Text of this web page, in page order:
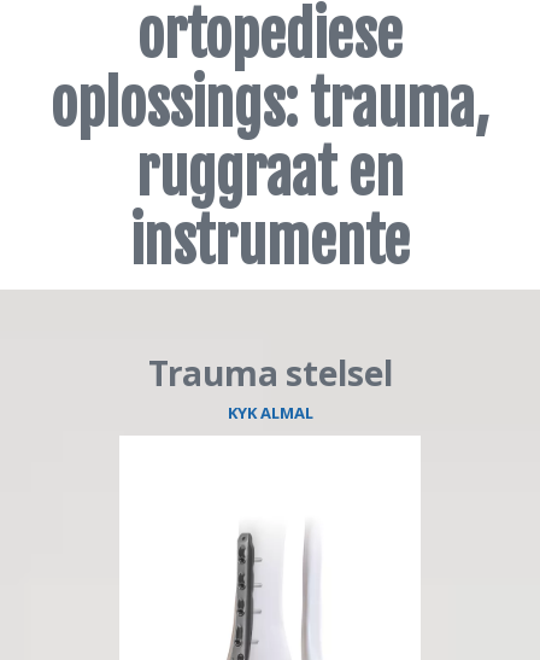
ortopediese
oplossings: trauma,
ruggraat en
instrumente
Trauma stelsel
KYK ALMAL